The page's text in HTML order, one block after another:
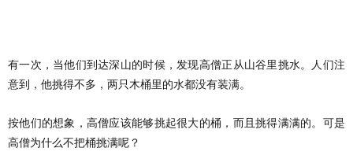
有一次，当他们到达深山的时候，发现高僧正从山谷里挑水。人们注
意到，他挑得不多，两只木桶里的水都没有装满。
按他们的想象，高僧应该能够挑起很大的桶，而且挑得满满的。可是
高僧为什么不把桶挑满呢？